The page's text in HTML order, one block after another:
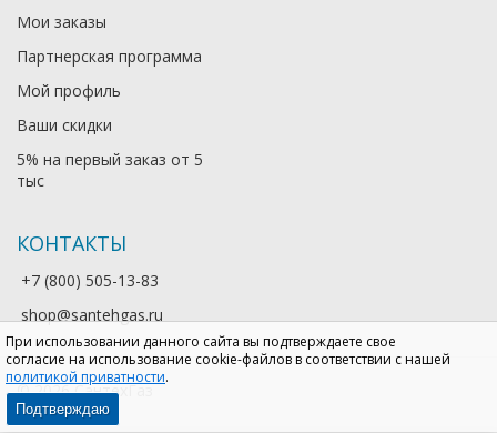
При использовании данного сайта вы подтверждаете свое
согласие на использование cookie-файлов в соответствии с нашей
политикой приватности.
Подтверждаю
Мои заказы
Партнерская программа
Мой профиль
Ваши скидки
5% на первый заказ от 5
тыс
КОНТАКТЫ
+7 (800) 505-13-83
shop@santehgas.ru
© 2026 СантехГаз